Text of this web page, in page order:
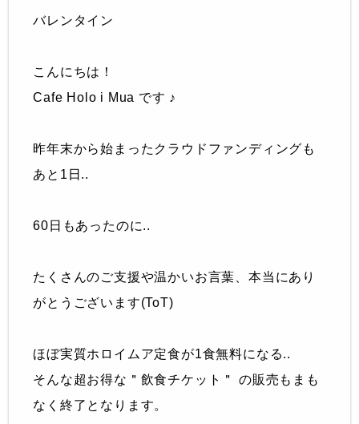
バレンタイン
こんにちは！
Cafe Holo i Mua です ♪
昨年末から始まったクラウドファンディングも
あと1日..
60日もあったのに..
たくさんのご支援や温かいお言葉、本当にあり
がとうございます(ToT)
ほぼ実質ホロイムア定食が1食無料になる..
そんな超お得な＂飲食チケット＂ の販売もまも
なく終了となります。